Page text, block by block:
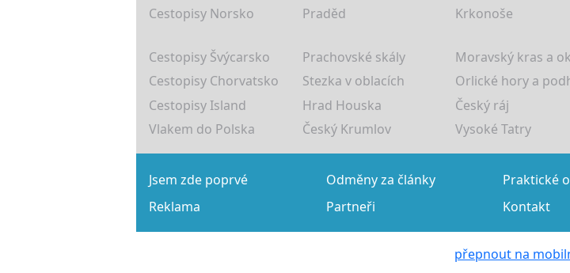
Cestopisy Norsko
Praděd Krkonoše
Cestopisy Švýcarsko Prachovské skály Moravský kras a
Cestopisy Chorvatsko
Stezka v oblacích Orlické hory a
Cestopisy Island
Hrad Houska Český ráj
Vlakem do Polska
Český Krumlov Vysoké Tatry
Jsem zde poprvé Odměny za články
Praktické
Reklama
Partneři Kontakt
přepnout na